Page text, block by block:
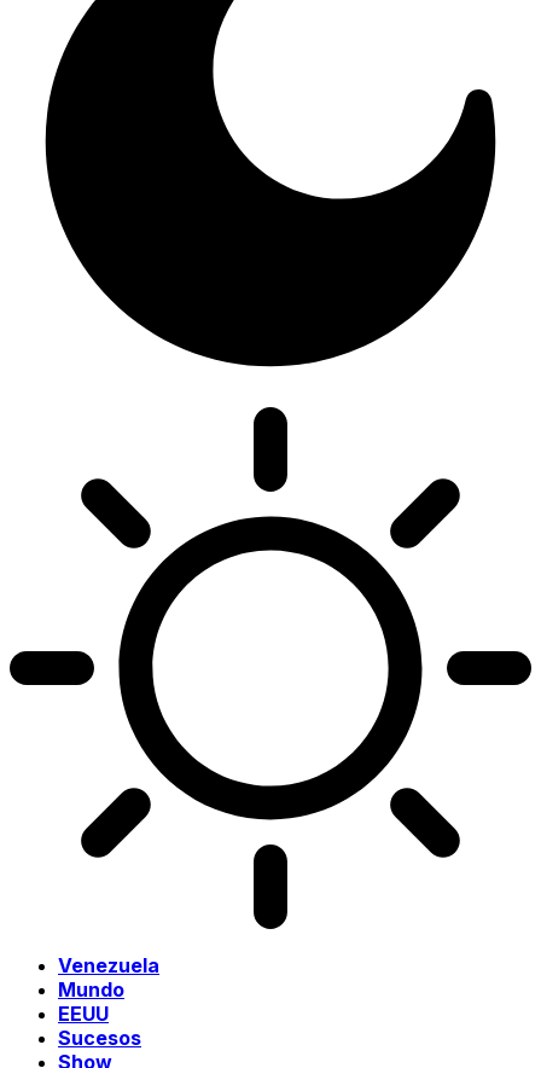
Venezuela
Mundo
EEUU
Sucesos
Show